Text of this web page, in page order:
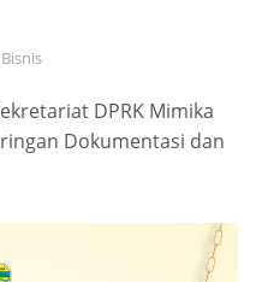
DPRK Mimika
Dokumentasi dan